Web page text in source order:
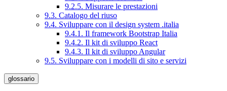
9.2.5. Misurare le prestazioni
9.3. Catalogo del riuso
9.4. Sviluppare con il design system .italia
9.4.1. Il framework Bootstrap Italia
9.4.2. Il kit di sviluppo React
9.4.3. Il kit di sviluppo Angular
9.5. Sviluppare con i modelli di sito e servizi
glossario